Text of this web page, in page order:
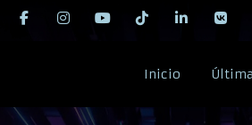
Inicio